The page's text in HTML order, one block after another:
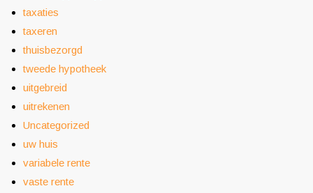
taxaties
taxeren
thuisbezorgd
tweede hypotheek
uitgebreid
uitrekenen
Uncategorized
uw huis
variabele rente
vaste rente